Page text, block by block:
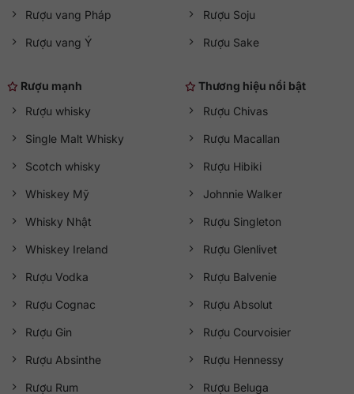
Rượu vang Pháp
Rượu vang Ý
Rượu Soju
Rượu Sake
Rượu mạnh
Rượu whisky
Single Malt Whisky
Scotch whisky
Whiskey Mỹ
Whisky Nhật
Whiskey Ireland
Rượu Vodka
Rượu Cognac
Rượu Gin
Rượu Absinthe
Rượu Rum
Thương hiệu nổi bật
Rượu Chivas
Rượu Macallan
Rượu Hibiki
Johnnie Walker
Rượu Singleton
Rượu Glenlivet
Rượu Balvenie
Rượu Absolut
Rượu Courvoisier
Rượu Hennessy
Rượu Beluga